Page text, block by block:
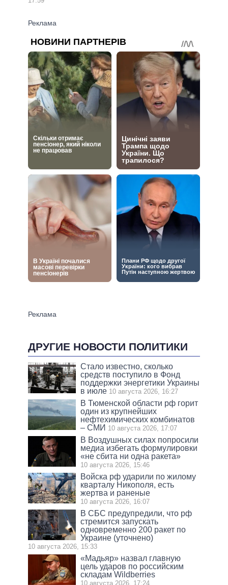
ДРУГИЕ НОВОСТИ ПОЛИТИКИ
Стало известно, сколько
средств поступило в Фонд
поддержки энергетики Украины
в июле 10 августа 2026, 16:27
В Тюменской области рф горит
один из крупнейших
нефтехимических комбинатов
– СМИ 10 августа 2026, 17:07
В Воздушных силах попросили
медиа избегать формулировки
«не сбита ни одна ракета»
10 августа 2026, 15:46
Войска рф ударили по жилому
кварталу Никополя, есть
жертва и раненые
10 августа 2026, 16:07
В СБС предупредили, что рф
стремится запускать
одновременно 200 ракет по
Украине (уточнено)
10 августа 2026, 15:33
«Мадьяр» назвал главную
цель ударов по российским
складам Wildberries
10 августа 2026, 17:24